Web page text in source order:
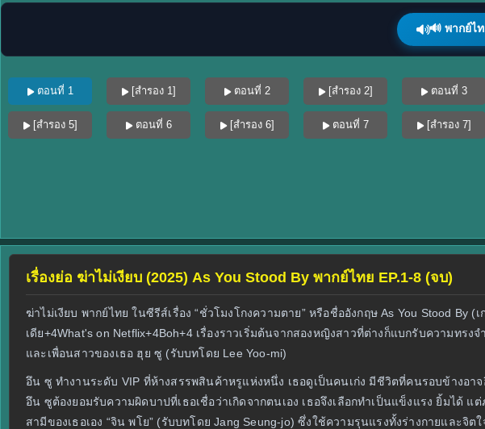
🔊 พากย์ไ
ตอนที่ 1 [สำรอง 1] ตอนที่ 2 [สำรอง 2] ตอนที่ 3
[สำรอง 5] ตอนที่ 6 [สำรอง 6] ตอนที่ 7 [สำรอง 7]
เรื่องย่อ ฆ่าไม่เงียบ (2025) As You Stood By พากย์ไทย EP.1-8 (จบ)
ฆ่าไม่เงียบ พากย์ไทย ในซีรีส์เรื่อง “ชั่วโมงโกงความตาย” หรือชื่ออังกฤษ As You Stood
เดีย+4What's on Netflix+4Boh+4 เรื่องราวเริ่มต้นจากสองหญิงสาวที่ต่างก็แบกรับความท
และเพื่อนสาวของเธอ ฮุย ซู (รับบทโดย Lee Yoo‑mi)
อึน ซู ทำงานระดับ VIP ที่ห้างสรรพสินค้าหรูแห่งหนึ่ง เธอดูเป็นคนเก่ง มีชีวิตที่คนรอบข้างอ
อึน ซูต้องยอมรับความผิดบาปที่เธอเชื่อว่าเกิดจากตนเอง เธอจึงเลือกทำเป็นแข็งแรง ยิ้มได้
สามีของเธอเอง “จิน พโย” (รับบทโดย Jang Seung‑jo) ซึ่งใช้ความรุนแรงทั้งร่างกายและจิต